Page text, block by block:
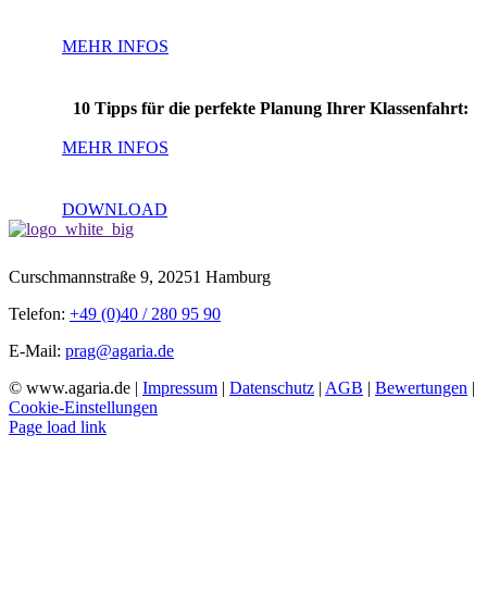
MEHR INFOS
10 Tipps für die perfekte Planung Ihrer Klassenfahrt:
MEHR INFOS
DOWNLOAD
Curschmannstraße 9, 20251 Hamburg
Telefon: +49 (0)40 / 280 95 90
E-Mail: prag@agaria.de
© www.agaria.de | Impressum | Datenschutz | AGB | Bewertungen |
Cookie-Einstellungen
Page load link